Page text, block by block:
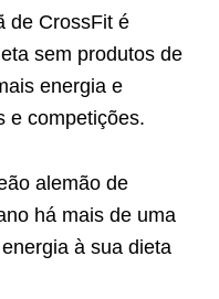
de CrossFit é
sem produtos de
energia e
e competições.
alemão de
há mais de uma
à sua dieta